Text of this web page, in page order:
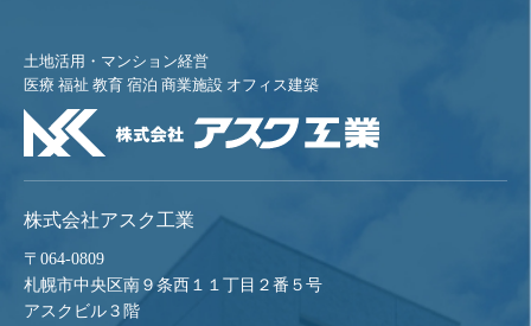
土地活用・マンション経営
医療 福祉 教育 宿泊 商業施設 オフィス建築
株式会社アスク工業
〒064-0809
札幌市中央区南９条西１１丁目２番５号
アスクビル３階